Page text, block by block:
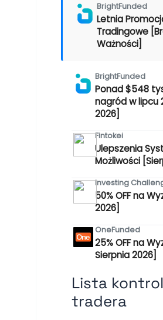
BrightFunded
Letnia
Tradingowe
Ważności]
BrightFunded
Ponad $548
nagród w lipcu
2026]
Fintokei
Ulepszenia
Możliwości
Investing
50% OFF na
2026]
OneFunded
25% OFF na
Sierpnia 2026]
Lista
tradera